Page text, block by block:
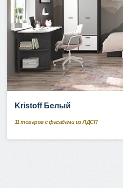
Kristoff Белый
11 товаров с фасадами из ЛДСП